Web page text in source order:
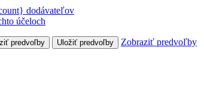
dodávateľov
účeloch
predvoľby Uložiť predvoľby Zobraziť predvoľby